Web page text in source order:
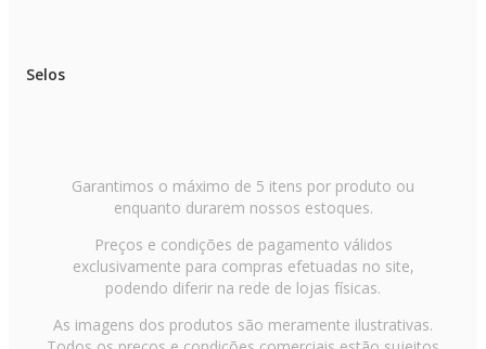
Selos
Garantimos o máximo de 5 itens por produto ou
enquanto durarem nossos estoques.
Preços e condições de pagamento válidos
exclusivamente para compras efetuadas no site,
podendo diferir na rede de lojas físicas.
As imagens dos produtos são meramente ilustrativas.